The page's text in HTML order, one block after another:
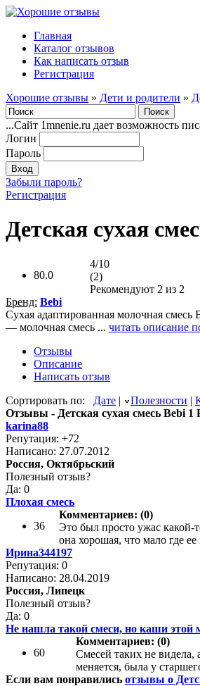
Главная
Каталог отзывов
Как написать отзыв
Регистрация
Хорошие отзывы » Дети и родители »
...Сайт 1mnenie.ru дает возможность
Логин
Пароль
Забыли пароль?
Регистрация
Детская сухая
80.0
4/10
(2)
Рекомендуют 2 из 2
Бренд: Bebi
Сухая адаптированная молочная
— молочная смесь ... читать описание
Отзывы
Описание
Написать отзыв
Сортировать по:
Дате | Полезности |
Отзывы - Детская сухая смесь Bebi 1
karina88
Репутация: +72
Написано: 27.07.2012
Россия, Октябрьский
Полезный отзыв?
Да: 0
Плохая смесь
36
Комментариев: (0)
Это был просто ужас какой-
она хорошая, что мало где
Ирина344197
Репутация: 0
Написано: 28.04.2019
Россия, Липецк
Полезный отзыв?
Да: 0
Не нашла такой смеси, но каши этой
60
Комментариев: (0)
Смесей таких не видела,
меняется, была у
Если вам понравились отзывы о